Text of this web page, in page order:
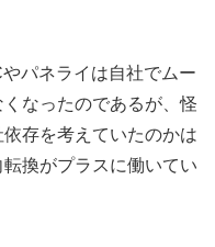
パネライは自社でムー
なったのであるが、怪
存を考えていたのかは
換がプラスに働いてい